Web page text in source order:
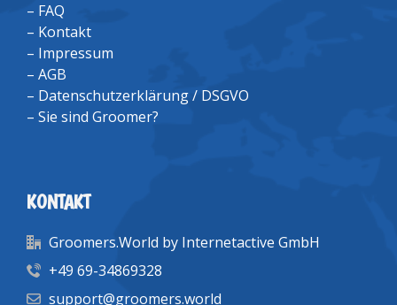
– FAQ
– Kontakt
– Impressum
– AGB
– Datenschutzerklärung / DSGVO
– Sie sind Groomer?
KONTAKT
Groomers.World by Internetactive GmbH
+49 69-34869328
support@groomers.world